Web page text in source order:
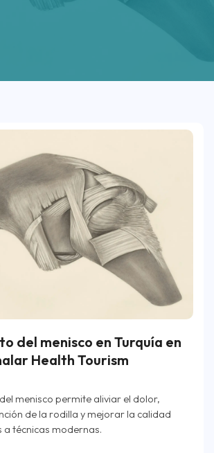
del menisco en Turquía en
Health Tourism
menisco permite aliviar el dolor,
de la rodilla y mejorar la calidad